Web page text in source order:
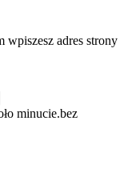
wpiszesz adres strony
minucie.bez